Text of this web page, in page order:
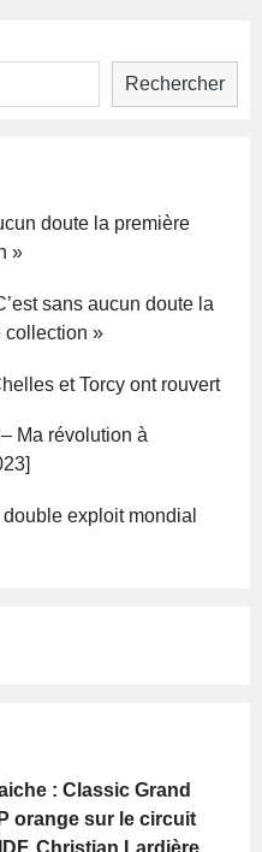
Rechercher
doute la première
»
sans aucun doute la
collection »
et Torcy ont rouvert
Ma révolution à
exploit mondial
: Classic Grand
orange sur le circuit
Christian Lardière,